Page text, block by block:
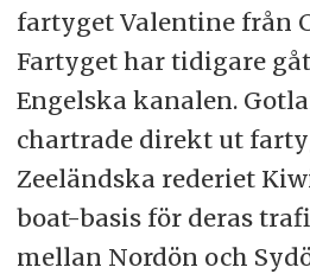
fartyget Valentine från
Fartyget har tidigare
Engelska kanalen.
chartrade direkt ut
Zeeländska rederiet
boat-basis för deras
mellan Nordön och